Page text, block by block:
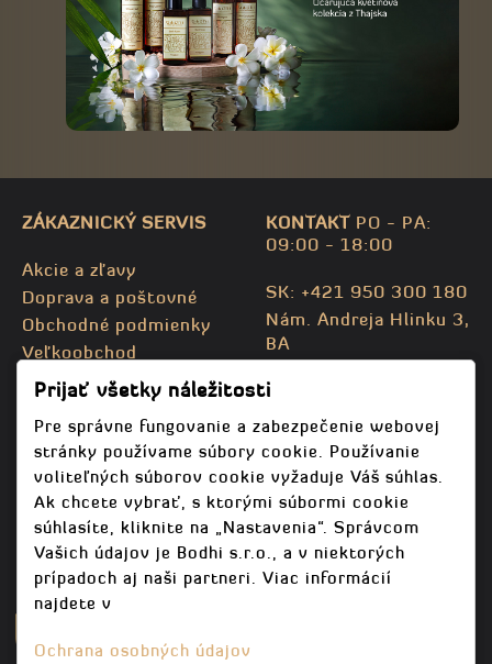
ZÁKAZNICKÝ SERVIS
Akcie a zľavy
Doprava a poštovné
Obchodné podmienky
Veľkoobchod
Kontaktujte nás
Mapa stránky
KONTAKTPO - PA:
09:00 - 18:00
SK: +421 950 300 180
Nám. Andreja Hlinku 3,
BA
info@bodhispa.sk
info@bodhi.cz
Prijať všetky náležitosti
Pre správne fungovanie a zabezpečenie webovej
stránky používame súbory cookie. Používanie
voliteľných súborov cookie vyžaduje Váš súhlas.
Ak chcete vybrať, s ktorými súbormi cookie
súhlasíte, kliknite na „Nastavenia“. Správcom
Vašich údajov je Bodhi s.r.o., a v niektorých
prípadoch aj naši partneri. Viac informácií
najdete v
Ochrana osobných údajov